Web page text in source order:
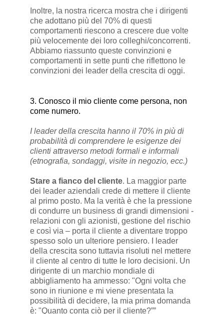
Inoltre, la nostra ricerca mostra che i dirigenti
che adottano più del 70% di questi
comportamenti riescono a crescere due volte
più velocemente dei loro colleghi/concorrenti.
Abbiamo riassunto queste convinzioni e
comportamenti in sette punti che riflettono le
convinzioni dei leader della crescita di oggi.
3. Conosco il mio cliente come persona, non
come numero.
I leader della crescita hanno il 70% in più di
probabilità di comprendere le esigenze dei
clienti attraverso metodi formali e informali
(etnografia, sondaggi, visite in negozio, ecc.)
Stare a fianco del cliente. La maggior parte
dei leader aziendali crede di mettere il cliente
al primo posto. Ma la verità è che la pressione
di condurre un business di grandi dimensioni -
relazioni con gli azionisti, gestione del rischio
e così via – porta il cliente a diventare troppo
spesso solo un ulteriore pensiero. I leader
della crescita sono tuttavia risoluti nel mettere
il cliente al centro di tutte le loro decisioni. Un
dirigente di un marchio mondiale di
abbigliamento ha ammesso: "Ogni volta che
sono in riunione e mi viene presentata la
possibilità di decidere, la mia prima domanda
è: "Quanto conta ciò per il cliente?””